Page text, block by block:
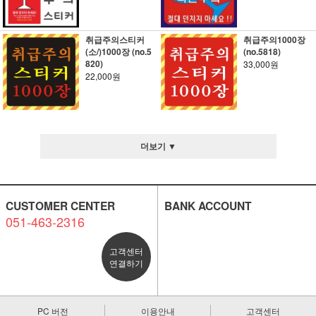
취급주의스티커
(소/)1000장 (no.5
820)
22,000원
취급주의1000장
(no.5818)
33,000원
더보기 ▼
CUSTOMER CENTER
051-463-2316
고객센터
연결하기
BANK ACCOUNT
PC 버전 이용안내 고객센터